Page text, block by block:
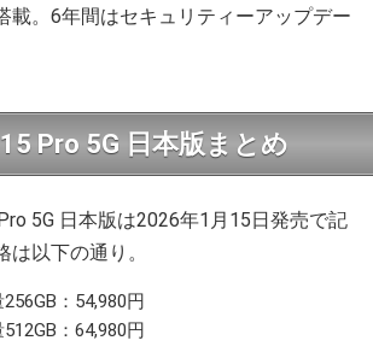
載。6年間はセキュリティーアップデー
Pro 5G 日本版まとめ
5G 日本版は2026年1月15日発売で記
以下の通り。
：54,980円
：64,980円